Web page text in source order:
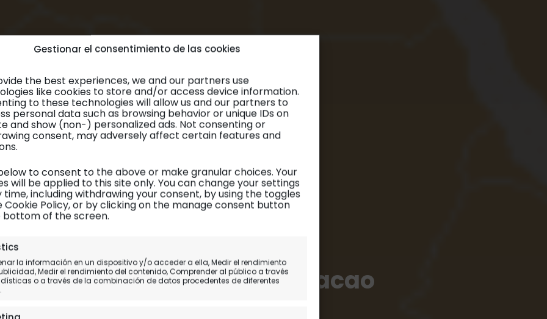
Gestionar el consentimiento de las cookies
the best experiences, we and our partners use
like cookies to store and/or access device information.
to these technologies will allow us and our partners to
personal data such as browsing behavior or unique IDs on
and show (non-) personalized ads. Not consenting or
consent, may adversely affect certain features and
to consent to the above or make granular choices. Your
will be applied to this site only. You can change your settings
time, including withdrawing your consent, by using the toggles
Cookie Policy, or by clicking on the manage consent button
of the screen.
la información en un dispositivo y/o acceder a ella, Medir el rendimiento
Medir el rendimiento del contenido, Comprender al público a través
o a través de la combinación de datos procedentes de diferentes
Hong Kong y Macao